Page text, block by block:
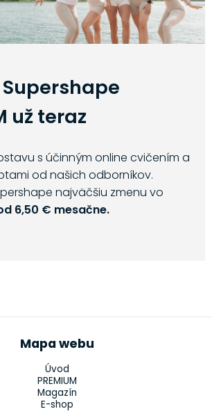
už teraz
s účinným online cvičením a
od našich odborníkov.
najväčšiu zmenu vo
6,50 € mesačne.
Mapa webu
Úvod
PREMIUM
Magazín
E-shop